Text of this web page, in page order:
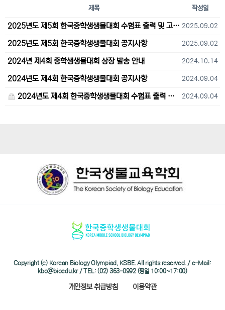
제목 작성일
2025년도 제5회 한국중학생생물대회 수험표 출력 및 고사장 오시는 길 안내 2025.09.02
2025년도 제5회 한국중학생생물대회 공지사항 2025.09.02
2024년 제4회 중학생생물대회 상장 발송 안내 2024.10.14
2024년도 제4회 한국중학생생물대회 공지사항 2024.09.04
2024년도 제4회 한국중학생생물대회 수험표 출력 및 고사장 오시는 길 안내 2024.09.04
Copyright (c) Korean Biology Olympiad, KSBE. All rights reserved. / e-Mail:
kbo@bioedu.kr / TEL: (02) 363-0992 (평일 10:00~17:00)
개인정보 취급방침 이용약관